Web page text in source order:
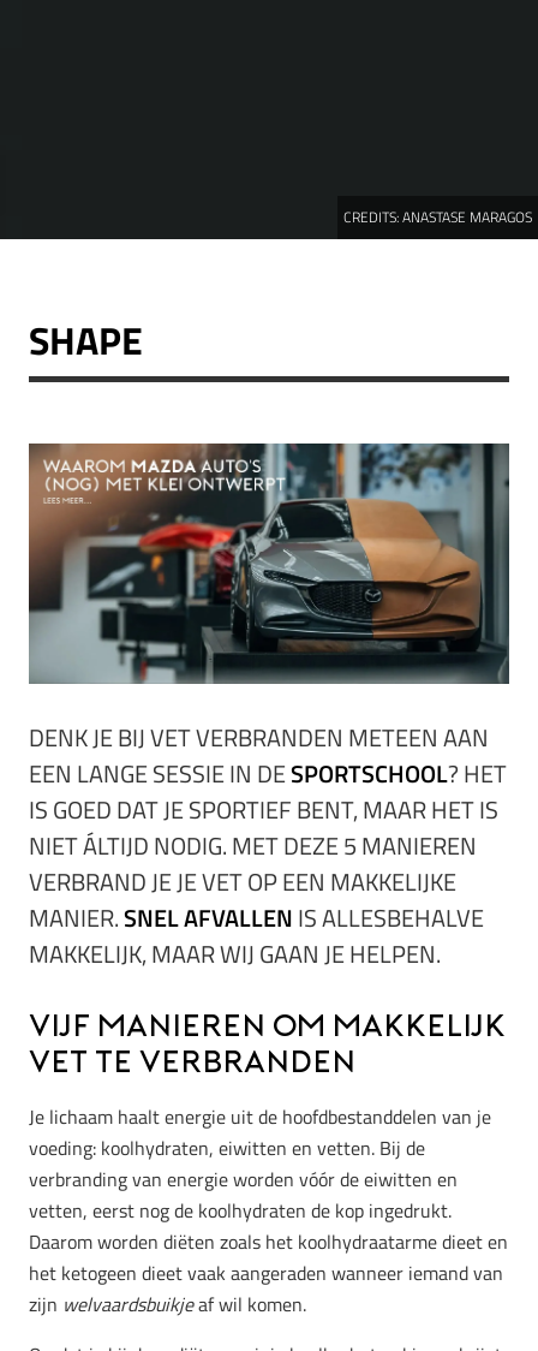
CREDITS:ANASTASE MARAGOS
SHAPE
DENK JE BIJ VET VERBRANDEN METEEN AAN
EEN LANGE SESSIE IN DESPORTSCHOOL? HET
IS GOED DAT JE SPORTIEF BENT, MAAR HET IS
NIET ÁLTIJD NODIG. MET DEZE 5 MANIEREN
VERBRAND JE JE VET OP EEN MAKKELIJKE
MANIER.SNEL AFVALLENIS ALLESBEHALVE
MAKKELIJK, MAAR WIJ GAAN JE HELPEN.
Vijf manieren om makkelijk
vet te verbranden
Je lichaam haalt energie uit de hoofdbestanddelen van je
voeding: koolhydraten, eiwitten en vetten. Bij de
verbranding van energie worden vóór de eiwitten en
vetten, eerst nog de koolhydraten de kop ingedrukt.
Daarom worden diëten zoals het koolhydraatarme dieet en
het ketogeen dieet vaak aangeraden wanneer iemand van
zijn welvaardsbuikjeaf wil komen.